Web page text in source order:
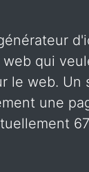
qui
le web. Un
une